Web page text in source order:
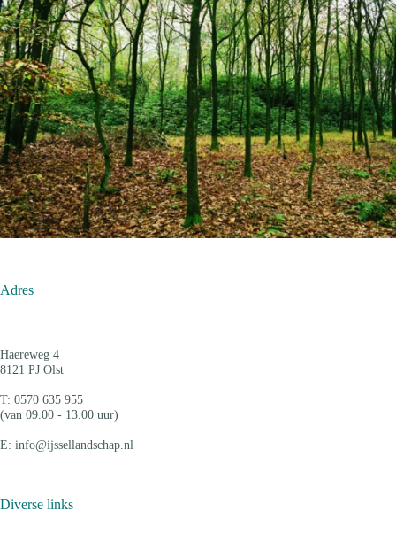
Adres
Haereweg 4
8121 PJ Olst
T: 0570 635 955
(van 09.00 - 13.00 uur)
E: info@ijssellandschap.nl
Diverse links